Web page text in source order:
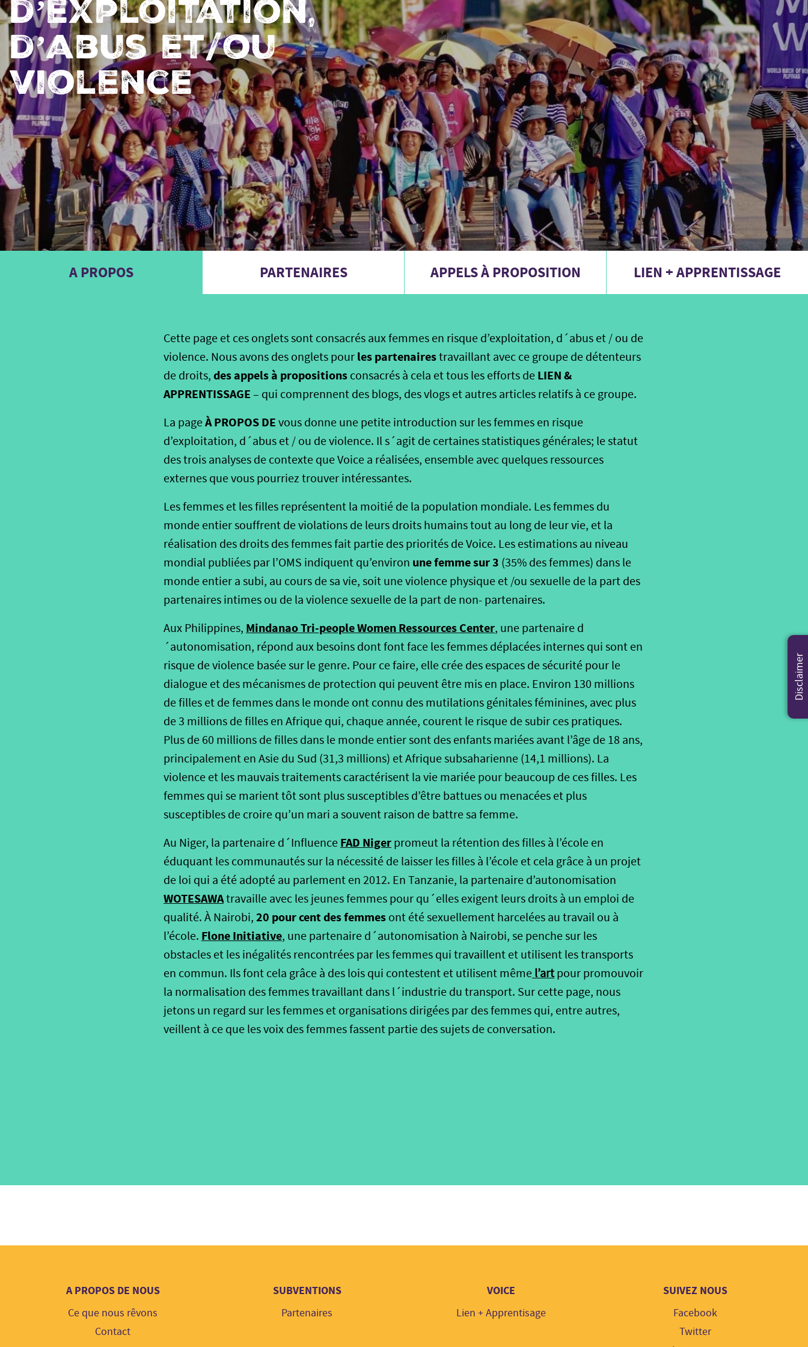
d’exploitation,
d’abus et/ou
violence
A PROPOS
Cette page et ces onglets sont consacrés aux femmes en risque d’exploitation, d´abus et / ou de
violence. Nous avons des onglets pour les partenairestravaillant avec ce groupe de détenteurs
de droits, des appels à propositions consacrés à cela et tous les efforts de LIEN &
APPRENTISSAGE – qui comprennent des blogs, des vlogs et autres articles relatifs à ce groupe.
La pageÀ PROPOS DE vous donne une petite introduction sur les femmes en risque
d’exploitation, d´abus et / ou de violence. Il s´agit de certaines statistiques générales; le statut
des trois analyses de contexte que Voice a réalisées, ensemble avec quelques ressources
externes que vous pourriez trouver intéressantes.
Les femmes et les filles représentent la moitié de la population mondiale. Les femmes du
monde entier souffrent de violations de leurs droits humains tout au long de leur vie, et la
réalisation des droits des femmes fait partie des priorités de Voice. Les estimations au niveau
mondial publiées par l’OMS indiquent qu’environ une femme sur 3 (35% des femmes) dans le
monde entier a subi, au cours de sa vie, soit une violence physique et /ou sexuelle de la part des
partenaires intimes ou de la violence sexuelle de la part de non- partenaires.
Aux Philippines, Mindanao Tri-people Women Ressources Center, une partenaire d
´autonomisation, répond aux besoins dont font face les femmes déplacées internes qui sont en
risque de violence basée sur le genre. Pour ce faire, elle crée des espaces de sécurité pour le
dialogue et des mécanismes de protection qui peuvent être mis en place. Environ 130 millions
de filles et de femmes dans le monde ont connu des mutilations génitales féminines, avec plus
de 3 millions de filles en Afrique qui, chaque année, courent le risque de subir ces pratiques.
Plus de 60 millions de filles dans le monde entier sont des enfants mariées avant l’âge de 18 ans,
principalement en Asie du Sud (31,3 millions) et Afrique subsaharienne (14,1 millions). La
violence et les mauvais traitements caractérisent la vie mariée pour beaucoup de ces filles. Les
femmes qui se marient tôt sont plus susceptibles d’être battues ou menacées et plus
susceptibles de croire qu’un mari a souvent raison de battre sa femme.
Au Niger, la partenaire d´Influence FAD Niger promeut la rétention des filles à l’école en
éduquant les communautés sur la nécessité de laisser les filles à l’école et cela grâce à un projet
de loi qui a été adopté au parlement en 2012. En Tanzanie, la partenaire d’autonomisation
WOTESAWAtravaille avec les jeunes femmes pour qu´elles exigent leurs droits à un emploi de
qualité. À Nairobi, 20 pour cent des femmes ont été sexuellement harcelées au travail ou à
l’école. Flone Initiative, une partenaire d´autonomisation à Nairobi, se penche sur les
obstacles et les inégalités rencontrées par les femmes qui travaillent et utilisent les transports
en commun. Ils font cela grâce à des lois qui contestent et utilisent même l’artpour promouvoir
la normalisation des femmes travaillant dans l´industrie du transport. Sur cette page, nous
jetons un regard sur les femmes et organisations dirigées par des femmes qui, entre autres,
veillent à ce que les voix des femmes fassent partie des sujets de conversation.
PARTENAIRES APPELS À PROPOSITION LIEN + APPRENTISSAGE
A PROPOS DE NOUS
Ce que nous rêvons
Contact
SUBVENTIONS
Partenaires
VOICE
Lien + Apprentisage
SUIVEZ NOUS
Facebook
Twitter